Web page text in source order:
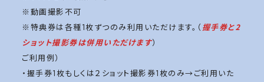
※動画撮影不可
※特典券は各種1枚ずつのみ利用いただけます。（握手券と2
ショット撮影券は併用いただけます）
ご利用例）
・握手券1枚もしくは２ショット撮影券1枚のみ→ご利用いた